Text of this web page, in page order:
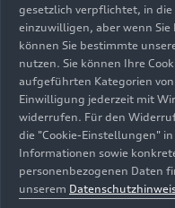
31.03.2026 Foto
Audi museum
mobile zeigt
„Design
Legenden“
gesetzlich verpflichtet, in die
einzuwilligen, aber wenn
können Sie bestimmte
nutzen. Sie können Ihre
aufgeführten Kategorien
Einwilligung jederzeit mit
widerrufen. Für den
die "Cookie-Einstellungen"
Informationen sowie
personenbezogenen Daten
unserem